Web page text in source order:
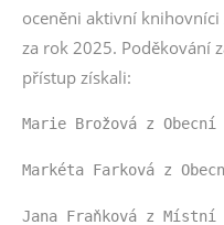
oceněni aktivní
za rok 2025. Poděkování
přístup získali:
Marie Brožová z Obecní
Markéta Farková z
Jana Fraňková z Místní